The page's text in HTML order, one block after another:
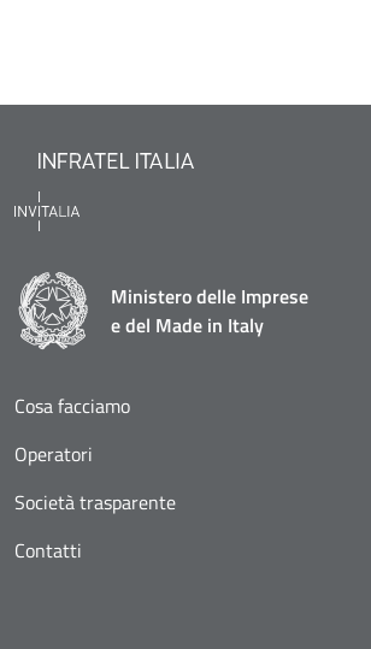
Ministero delle Imprese
e del Made in Italy
Cosa facciamo
Operatori
Società trasparente
Contatti